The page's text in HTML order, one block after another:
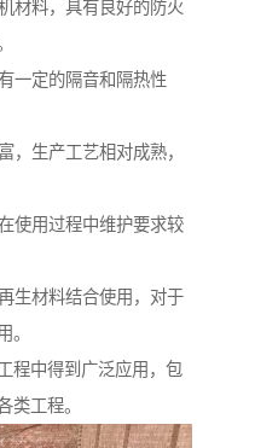
材料，具有良好的防火
一定的隔音和隔热性
生产工艺相对成熟，
使用过程中维护要求较
生材料结合使用，对于
。
程中得到广泛应用，包
类工程。